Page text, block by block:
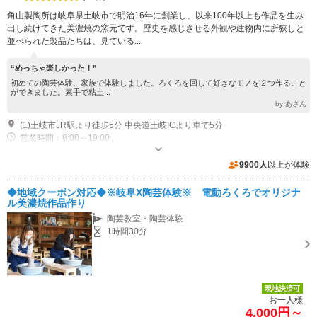
角山製陶所は岐阜県土岐市で明治16年に創業し、以来100年以上も作品を生み
出し続けてきた美濃焼の窯元です。歴史を感じさせる外観や建物内に所狭しと
並べられた製品たちは、見ている...
“めっちゃ楽しかった！”
初めての陶芸体験、家族で体験しました。ろくろを回して好きなモノを２つ作ること
ができました。素手で粘土...
by あさん
(1)土岐市JR駅より徒歩5分 中央道土岐ICより車で5分
営業時間：8:00～19:00
専用駐車場あり（無料）10台 観光バス2台
9900人 以上が体験
◆地域クーポン対応◆※岐阜X陶芸体験※ 電動ろくろでオリジナ
ル美濃焼作品作り
陶芸教室・陶芸体験
1時間30分
現地決済可
お一人様
4,000円～